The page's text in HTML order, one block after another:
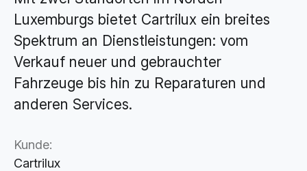
360° Marketing
Search-Marketing (SEO/GEO)
Online Werbung (SEA/SMA)
Social Media Marketing (SMM)
E-Mail Marketing
Applications
Kunde:
Cartrilux
Luxemburgs bietet Cartrilux ein breites
Spektrum an Dienstleistungen: vom
Verkauf neuer und gebrauchter
Fahrzeuge bis hin zu Reparaturen und
anderen Services.